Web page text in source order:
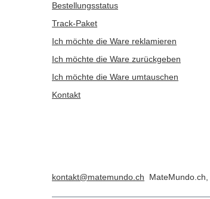
Bestellungsstatus
Track-Paket
Ich möchte die Ware reklamieren
Ich möchte die Ware zurückgeben
Ich möchte die Ware umtauschen
Kontakt
kontakt@matemundo.ch MateMundo.ch